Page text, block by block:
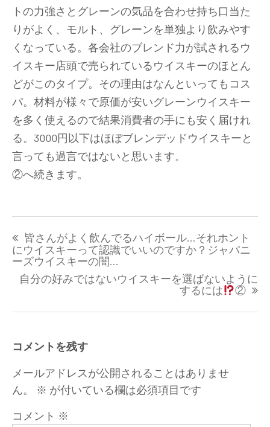
トの力強さとグレーンの気品を合わせ持ち口当た
りがよく、モルト、グレーンを単独より飲みやす
くなっている。各会社のブレンド力が試されるウ
イスキー店頭で売られているウイスキーのほとん
どがこのタイプ。その理由はなんといってもコス
パ。材料が様々で原価が安いグレーンウイスキー
を多く使えるので結果消費者の手にも安く届けれ
る。3000円以下はほぼブレンデッドウイスキーと
言っても過言ではないと思います。
②へ続きます。
稿
ナ
ゲ
ン
皆さんがよく飲んでるハイボール…それホント
にウイスキーって認識でいいのですか？ジャパニ
ーズウイスキーの闇…
自分の好みではないウイスキーを選ばないように
するには
②
コメントを残す
メールアドレスが公開されることはありませ
ん。
※ が付いている欄は必須項目です
コメント ※